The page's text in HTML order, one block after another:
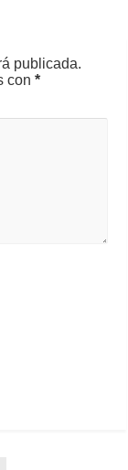
publicada.
con*